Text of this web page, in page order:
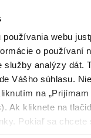
webu
o používaní
analýzy dát.
Vášho súhlasu.
na
Ak kliknete na
Pokiaľ sa